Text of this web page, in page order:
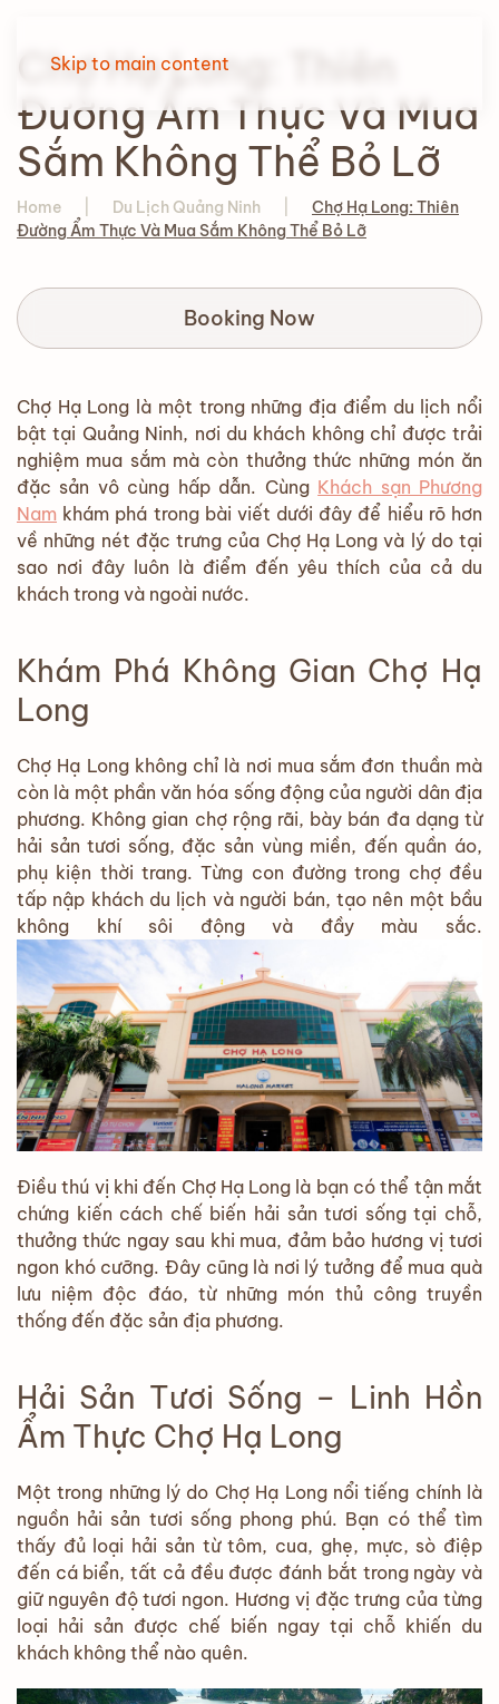
Skip to main content
Chợ Hạ Long: Thiên
Đường Ẩm Thực Và Mua
Sắm Không Thể Bỏ Lỡ
Home Du Lịch Quảng Ninh
Chợ Hạ Long: Thiên
Đường Ẩm Thực Và Mua Sắm Không Thể Bỏ Lỡ
Booking Now
Chợ Hạ Long là một trong những địa điểm du lịch nổi
bật tại Quảng Ninh, nơi du khách không chỉ được trải
nghiệm mua sắm mà còn thưởng thức những món ăn
đặc sản vô cùng hấp dẫn. Cùng Khách sạn Phương
Nam khám phá trong bài viết dưới đây để hiểu rõ hơn
về những nét đặc trưng của Chợ Hạ Long và lý do tại
sao nơi đây luôn là điểm đến yêu thích của cả du
khách trong và ngoài nước.
Khám Phá Không Gian Chợ Hạ
Long
Chợ Hạ Long không chỉ là nơi mua sắm đơn thuần mà
còn là một phần văn hóa sống động của người dân địa
phương. Không gian chợ rộng rãi, bày bán đa dạng từ
hải sản tươi sống, đặc sản vùng miền, đến quần áo,
phụ kiện thời trang. Từng con đường trong chợ đều
tấp nập khách du lịch và người bán, tạo nên một bầu
không khí sôi động và đầy màu sắc.
Điều thú vị khi đến Chợ Hạ Long là bạn có thể tận mắt
chứng kiến cách chế biến hải sản tươi sống tại chỗ,
thưởng thức ngay sau khi mua, đảm bảo hương vị tươi
ngon khó cưỡng. Đây cũng là nơi lý tưởng để mua quà
lưu niệm độc đáo, từ những món thủ công truyền
thống đến đặc sản địa phương.
Hải Sản Tươi Sống – Linh Hồn
Ẩm Thực Chợ Hạ Long
Một trong những lý do Chợ Hạ Long nổi tiếng chính là
nguồn hải sản tươi sống phong phú. Bạn có thể tìm
thấy đủ loại hải sản từ tôm, cua, ghẹ, mực, sò điệp
đến cá biển, tất cả đều được đánh bắt trong ngày và
giữ nguyên độ tươi ngon. Hương vị đặc trưng của từng
loại hải sản được chế biến ngay tại chỗ khiến du
khách không thể nào quên.